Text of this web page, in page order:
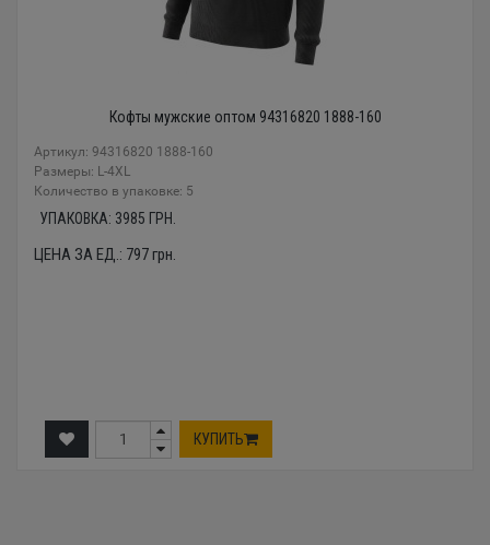
Кофты мужские оптом 94316820 1888-160
Артикул: 94316820 1888-160
Размеры: L-4XL
Количество в упаковке: 5
УПАКОВКА: 3985 ГРН.
ЦЕНА ЗА ЕД.: 797грн.
КУПИТЬ